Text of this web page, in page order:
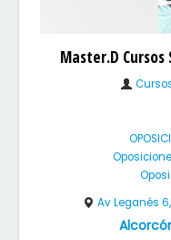
Master.D
Av Leganés